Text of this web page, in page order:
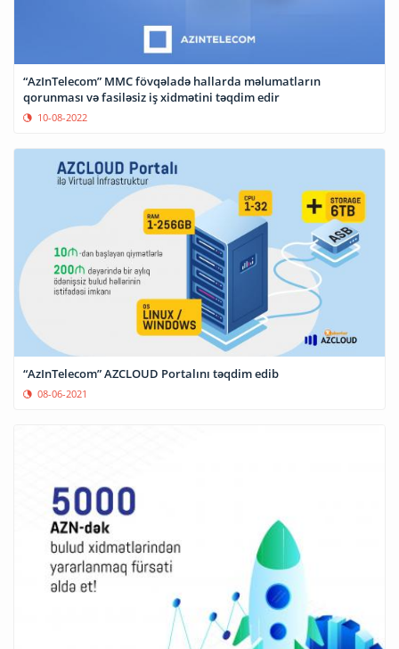
“AzInTelecom” MMC fövqəladə hallarda məlumatların
qorunması və fasiləsiz iş xidmətini təqdim edir
10-08-2022
“AzInTelecom” AZCLOUD Portalını təqdim edib
08-06-2021